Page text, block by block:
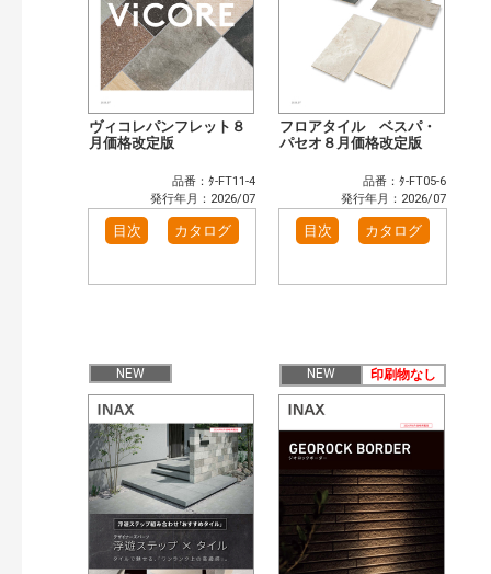
ヴィコレパンフレット８
月価格改定版
品番：ﾀ-FT11-4
発行年月：2026/07
目次 カタログ
フロアタイル ベスパ・
パセオ８月価格改定版
品番：ﾀ-FT05-6
発行年月：2026/07
目次 カタログ
NEW NEW 印刷物なし